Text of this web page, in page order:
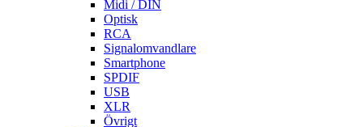
Midi / DIN
Optisk
RCA
Signalomvandlare
Smartphone
SPDIF
USB
XLR
Övrigt